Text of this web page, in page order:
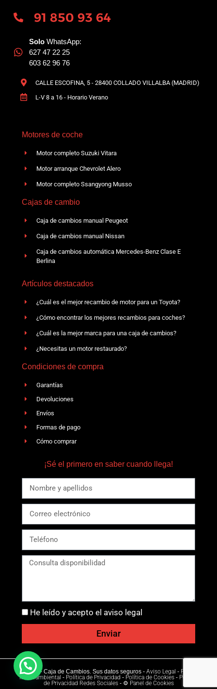
91 850 93 64
Solo WhatsApp:
627 47 22 25
603 62 96 76
CALLE ESCOFINA, 5 - 28400 COLLADO VILLALBA (MADRID)
L-V 8 a 16 - Horario Verano
Motores de coche
Motor completo Suzuki Vitara
Motor arranque Chevrolet Alero
Motor completo Ssangyong Musso
Cajas de cambio
Caja de cambios manual Peugeot
Caja de cambios manual Nissan
Caja de cambios automática Mercedes-Benz Clase E
Berlina
Artículos destacados
¿Cuál es el mejor recambio de motor para un Toyota?
¿Cómo encontrar los mejores recambios para coches?
¿Cuál es la mejor marca para una caja de cambios?
¿Necesitas un motor restaurado?
Condiciones de compra
Garantías
Devoluciones
Envíos
Formas de pago
Cómo comprar
¡Sé el primero en saber cuando llega!
He leído y acepto el aviso legal
Enviar
Ⓒ 2026 - Caja de Cambios. Sus datos seguros - Aviso Legal - Política
Medioambiental - Política de Privacidad - Política de Cookies- Política
de Privacidad Redes Sociales- ⚙ Panel de Cookies